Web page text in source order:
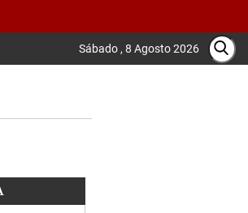
Sábado , 8 Agosto 2026